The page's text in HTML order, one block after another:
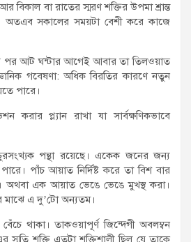
বা রাতের স্মরণ শক্তির উপমা শ্রান্ত
অতএব সকালের সময়টা বেশী করে কাজে
পর আট ঘন্টার আগেই আবার তা তিলওয়াত
গবেষণা: অধিক বিরতির কারণে নতুন
পারে।
করার প্ল্যান রাখা যা সার্বক্ষণিকভাবে
পন্থা রয়েছে। একেক জনের জন্য
পাঁচ আয়াত নির্দিষ্ট করে তা বিশ বার
অথবা এক আয়াত ভেঙে ভেঙে মুখস্থ করা।
মাঝে এ দু’টো অন্যতম।
থাকা। তাকওয়াপূর্ণ জিন্দেগী অবলম্বন
শক্তি এতটা শক্তিশালী ছিল যে তাকে